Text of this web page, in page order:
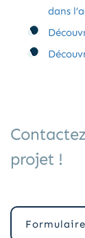
dans
projet !